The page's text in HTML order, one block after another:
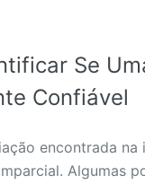
Se
Confiável
encontrada na
Algumas